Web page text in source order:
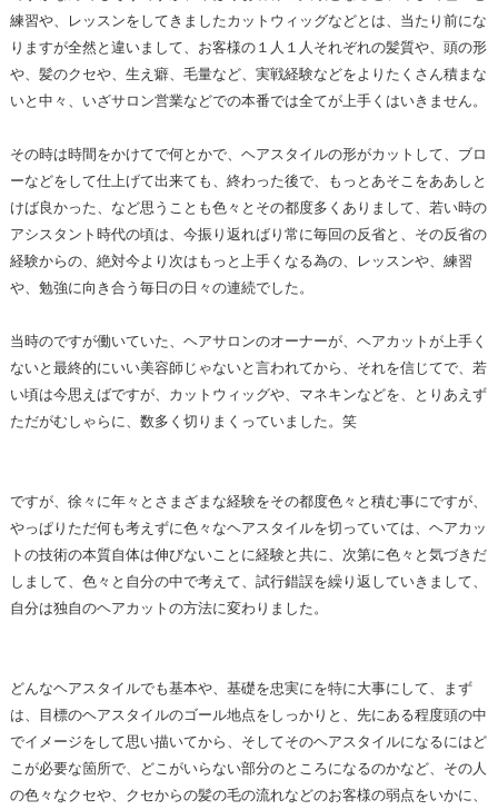
練習や、レッスンをしてきましたカットウィッグなどとは、当たり前にな
りますが全然と違いまして、お客様の１人１人それぞれの髪質や、頭の形
や、髪のクセや、生え癖、毛量など、実戦経験などをよりたくさん積まな
いと中々、いざサロン営業などでの本番では全てが上手くはいきません。
その時は時間をかけてで何とかで、ヘアスタイルの形がカットして、ブロ
ーなどをして仕上げて出来ても、終わった後で、もっとあそこをああしと
けば良かった、など思うことも色々とその都度多くありまして、若い時の
アシスタント時代の頃は、今振り返ればり常に毎回の反省と、その反省の
経験からの、絶対今より次はもっと上手くなる為の、レッスンや、練習
や、勉強に向き合う毎日の日々の連続でした。
当時のですが働いていた、ヘアサロンのオーナーが、ヘアカットが上手く
ないと最終的にいい美容師じゃないと言われてから、それを信じてで、若
い頃は今思えばですが、カットウィッグや、マネキンなどを、とりあえず
ただがむしゃらに、数多く切りまくっていました。笑
ですが、徐々に年々とさまざまな経験をその都度色々と積む事にですが、
やっぱりただ何も考えずに色々なヘアスタイルを切っていては、ヘアカッ
トの技術の本質自体は伸びないことに経験と共に、次第に色々と気づきだ
しまして、色々と自分の中で考えて、試行錯誤を繰り返していきまして、
自分は独自のヘアカットの方法に変わりました。
どんなヘアスタイルでも基本や、基礎を忠実にを特に大事にして、まず
は、目標のヘアスタイルのゴール地点をしっかりと、先にある程度頭の中
でイメージをして思い描いてから、そしてそのヘアスタイルになるにはど
こが必要な箇所で、どこがいらない部分のところになるのかなど、その人
の色々なクセや、クセからの髪の毛の流れなどのお客様の弱点をいかに、